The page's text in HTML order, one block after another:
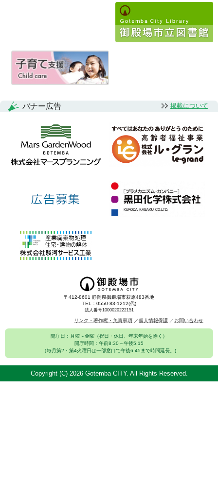
バナー広告 掲載について
〒412-8601 静岡県御殿場市萩原483番地
TEL：0550-83-1212(代)
法人番号1000020222151
リンク・著作権・免責事項 個人情報保護 お問い合わせ
開庁日：月曜～金曜（祝日・休日、年末年始を除く）
開庁時間：午前8:30～午後5:15
（毎月第2・第4火曜日は一部窓口で午後6:45まで時間延長。)
Copyright (C) 2026 Gotemba CITY. All Rights Reserved.